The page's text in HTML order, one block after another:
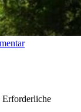
Erforderliche